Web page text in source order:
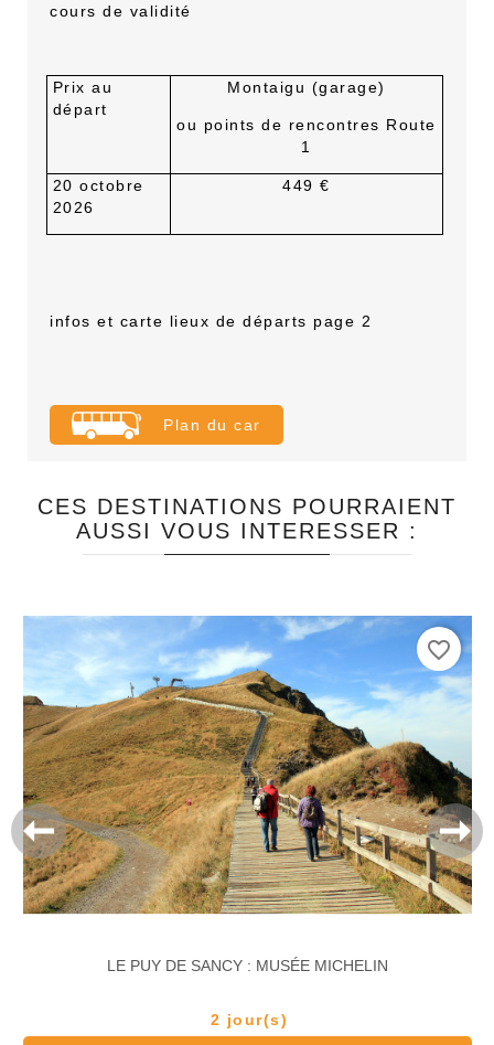
cours de validité
Prix au
départ
Montaigu (garage)
ou points de rencontres Route
1
20 octobre
2026
449 €
infos et carte lieux de départs page 2
Plan du car
CES DESTINATIONS POURRAIENT
AUSSI VOUS INTERESSER :
LE PUY DE SANCY : MUSÉE MICHELIN
2 jour(s)
favorite_border